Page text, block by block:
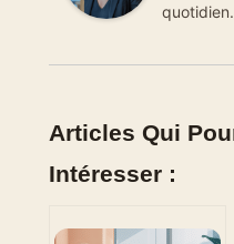
quotidien.
Articles Qui
Intéresser :